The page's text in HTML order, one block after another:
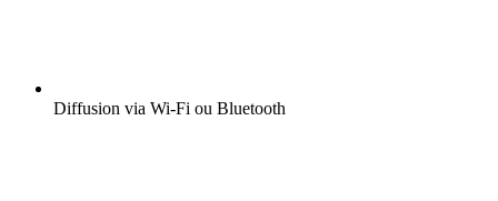
Diffusion via Wi-Fi ou Bluetooth